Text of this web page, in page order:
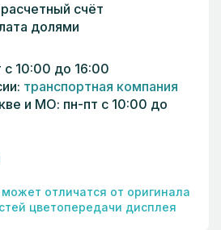
счёт
долями
10:00 до 16:00
транспортная компания
и МО: пн-пт с 10:00 до
отличатся от оригинала
цветопередачи дисплея